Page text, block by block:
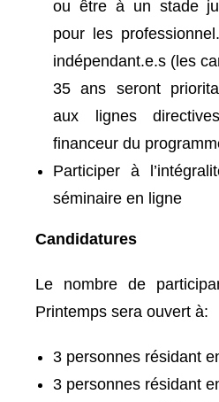
ou être à un stade
pour les
indépendant.e.s (les
35 ans seront
aux lignes
financeur du
Participer à
séminaire en ligne
Candidatures
Le nombre de
Printemps sera ouvert à:
3 personnes résidant
3 personnes résidant